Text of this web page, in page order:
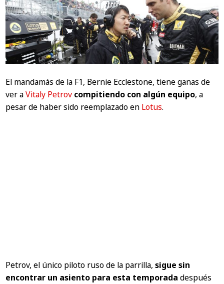
El mandamás de la F1, Bernie Ecclestone, tiene ganas de
ver aVitaly Petrov compitiendo con algún equipo, a
pesar de haber sido reemplazado en Lotus.
Petrov, el único piloto ruso de la parrilla,sigue sin
encontrar un asiento para esta temporada después